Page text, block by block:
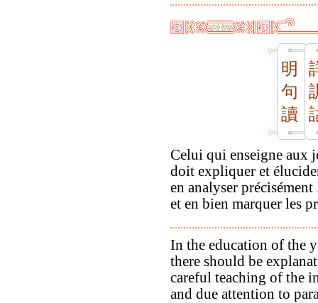
明
句
讀
Celui qui enseigne aux
doit expliquer et
en analyser précisément
et en bien marquer les
In the education of the
there should be
careful teaching of the
and due attention to